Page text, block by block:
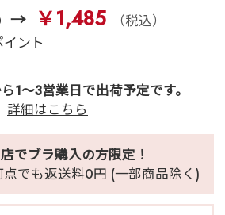
￥1,485
（税込）
ント
1～3営業日で出荷予定です。
詳細はこちら
でブラ購入の方限定！
でも返送料0円 (一部商品除く)